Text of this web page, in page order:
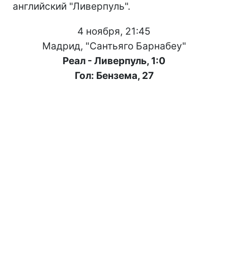
английский "Ливерпуль".
4 ноября, 21:45
Мадрид, "Сантьяго Барнабеу"
Реал - Ливерпуль, 1:0
Гол: Бензема, 27